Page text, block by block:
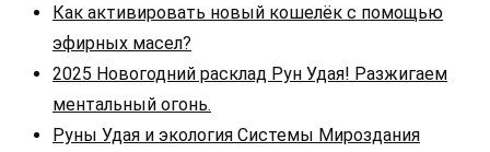
Как активировать новый кошелёк с помощью
эфирных масел?
2025 Новогодний расклад Рун Удая! Разжигаем
ментальный огонь.
Руны Удая и экология Системы Мироздания